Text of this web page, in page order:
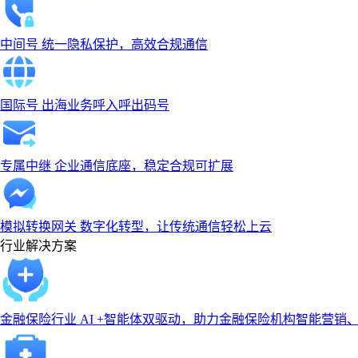
中间号 统一隐私保护，高效合规通信
国际号 出海业务呼入呼出码号
专属中继 企业通信底座，稳定合规可扩展
模拟转换网关 数字化转型，让传统通信轻松上云
行业解决方案
金融保险行业 AI +智能体双驱动，助力金融保险机构智能营销